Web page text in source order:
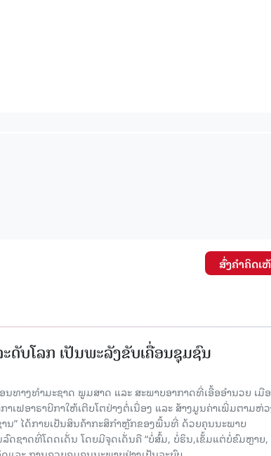
ສົ່ງຄໍາຄິດເ
ດັບໂລກ ເປັນພະລັງຂັບເຄື່ອນຊຸມຊົນ
ທາງທຳມະຊາດ ພູມສາດ ແລະ ສະພາບອາກາດທີ່ເອື້ອອຳນວຍ ເມື
ເຟອາຣາບີກາໃຫ້ເຕີບໂຕຢ່າງຕໍ່ເນື່ອງ ແລະ ສ້າງມູນຄ່າເພີ່ມຕາມຫ່ວ
ານ” ໄດ້ກາຍເປັນສິນຄ້າກະສິກຳຫຼັກຂອງພື້ນທີ່ ດ້ວຍຄຸນນະພາບ
ດຊາດທີ່ໂດດເດັ່ນ ໂດຍມີຈຸດເດັ່ນຄື “ບໍ່ສົ້ມ, ບໍ່ຮຶນ,ເຂັ້ມແຕ່ບໍ່ຂົມຫຼາຍ